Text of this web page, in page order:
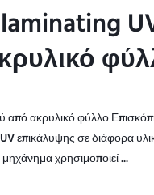
ακρυλικό φύλλο
επικάλυψης σε διάφορα
χρησιμοποιεί ...